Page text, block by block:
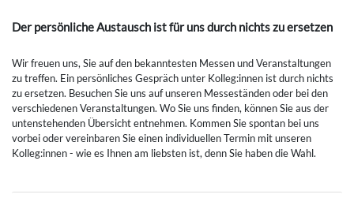
Der persönliche Austausch ist für uns durch nichts zu ersetzen
Wir freuen uns, Sie auf den bekanntesten Messen und Veranstaltungen
zu treffen. Ein persönliches Gespräch unter Kolleg:innen ist durch nichts
zu ersetzen. Besuchen Sie uns auf unseren Messeständen oder bei den
verschiedenen Veranstaltungen. Wo Sie uns finden, können Sie aus der
untenstehenden Übersicht entnehmen. Kommen Sie spontan bei uns
vorbei oder vereinbaren Sie einen individuellen Termin mit unseren
Kolleg:innen - wie es Ihnen am liebsten ist, denn Sie haben die Wahl.